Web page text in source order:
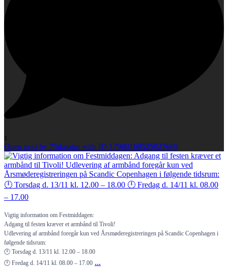
1
Open post by 75dasaim with ID 17980169525927669
Vigtig information om Festmiddagen:
Adgang til festen kræver et armbånd til Tivoli!
Udlevering af armbånd foregår kun ved Årsmøderegistreringen på Scandic Copenhagen i
følgende tidsrum:
🕛 Torsdag d. 13/11 kl. 12.00 – 18.00
🕛 Fredag d. 14/11 kl. 08.00 – 17.00 ...